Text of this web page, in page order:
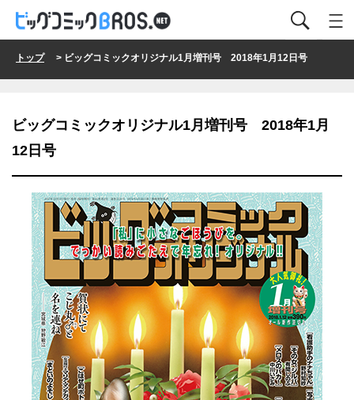
トップ> ビッグコミックオリジナル1月増刊号 2018年1月12日号
ビッグコミックオリジナル1月増刊号 2018年1月
12日号